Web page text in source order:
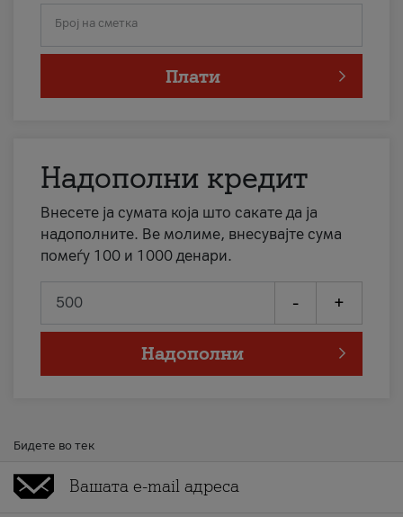
Број на сметка
Плати
Надополни кредит
Внесете ја сумата која што сакате да ја
надополните. Ве молиме, внесувајте сума
помеѓу 100 и 1000 денари.
- +
Надополни
Бидете во тек